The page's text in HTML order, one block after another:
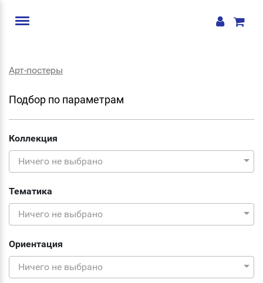
Арт-постеры
Подбор по параметрам
Коллекция
Ничего не выбрано
Тематика
Ничего не выбрано
Ориентация
Ничего не выбрано